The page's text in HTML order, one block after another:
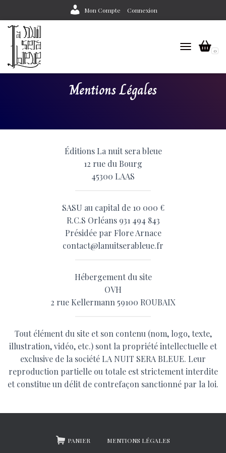
Mon Compte Connexion
TOGGLE 0
Mentions Légales
Éditions La nuit sera bleue
12 rue du Bourg
45300 LAAS
SASU au capital de 10 000 €
R.C.S Orléans 931 494 843
Présidée par Flore Arnace
contact@lanuitserableue.fr
Hébergement du site
OVH
2 rue Kellermann 59100 ROUBAIX
Tout élément du site et son contenu (nom, logo, texte,
illustration, vidéo, etc.) sont la propriété intellectuelle et
exclusive de la société LA NUIT SERA BLEUE. Leur
reproduction partielle ou totale est strictement interdite
et constitue un délit de contrefaçon sanctionné par la loi.
PANIER MENTIONS LÉGALES